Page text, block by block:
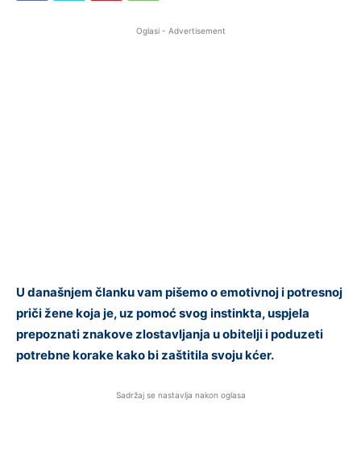
Oglasi - Advertisement
U današnjem članku vam pišemo o emotivnoj i potresnoj
priči žene koja je, uz pomoć svog instinkta, uspjela
prepoznati znakove zlostavljanja u obitelji i poduzeti
potrebne korake kako bi zaštitila svoju kćer.
Sadržaj se nastavlja nakon oglasa